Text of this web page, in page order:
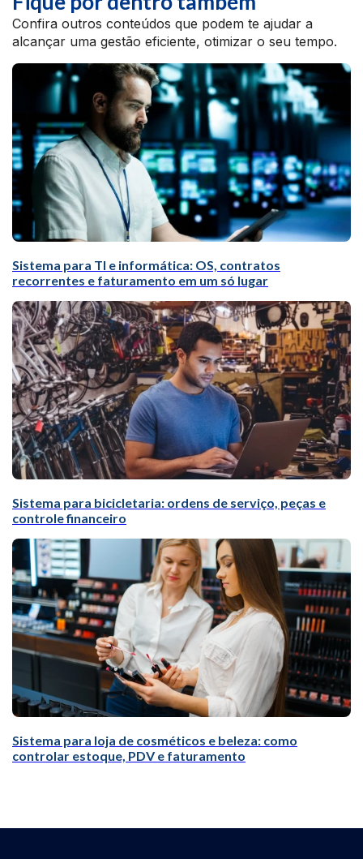
Confira outros conteúdos que podem te ajudar a
alcançar uma gestão eficiente, otimizar o seu tempo.
Sistema para TI e informática: OS, contratos
recorrentes e faturamento em um só lugar
Sistema para bicicletaria: ordens de serviço, peças e
controle financeiro
Sistema para loja de cosméticos e beleza: como
controlar estoque, PDV e faturamento